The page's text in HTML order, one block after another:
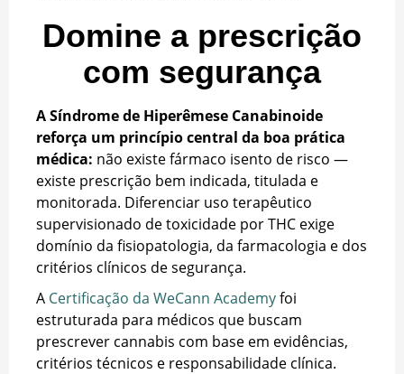
Domine a prescrição
com segurança
A Síndrome de Hiperêmese Canabinoide
reforça um princípio central da boa prática
médica: não existe fármaco isento de risco —
existe prescrição bem indicada, titulada e
monitorada. Diferenciar uso terapêutico
supervisionado de toxicidade por THC exige
domínio da fisiopatologia, da farmacologia e dos
critérios clínicos de segurança.
A Certificação da WeCann Academyfoi
estruturada para médicos que buscam
prescrever cannabis com base em evidências,
critérios técnicos e responsabilidade clínica.